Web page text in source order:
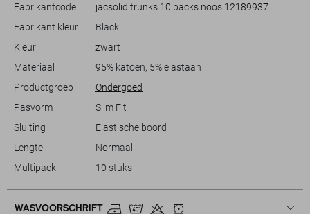
Fabrikantcode
jacsolid trunks 10 packs noos 12189937
Fabrikant kleur
Black
Kleur
zwart
Materiaal
95% katoen, 5% elastaan
Productgroep
Ondergoed
Pasvorm
Slim Fit
Sluiting
Elastische boord
Lengte
Normaal
Multipack
10 stuks
WASVOORSCHRIFT